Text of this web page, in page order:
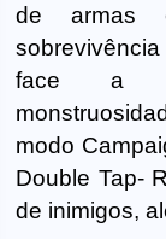
de armas
face a
modo
Double Tap-
de inimigos,